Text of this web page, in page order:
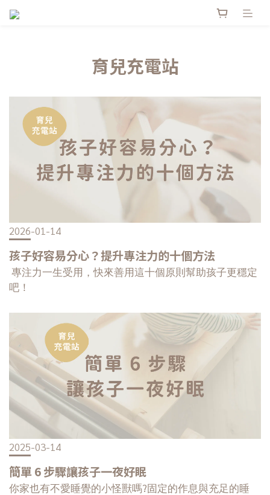
育兒充電站
2026-01-14
孩子好容易分心？提升專注力的十個方法
專注力一生受用，快來善用這十個原則幫助孩子更穩定
吧！
2025-03-14
簡單 6 步驟讓孩子一夜好眠
你家也有不愛睡覺的小怪獸嗎?固定的作息與充足的睡